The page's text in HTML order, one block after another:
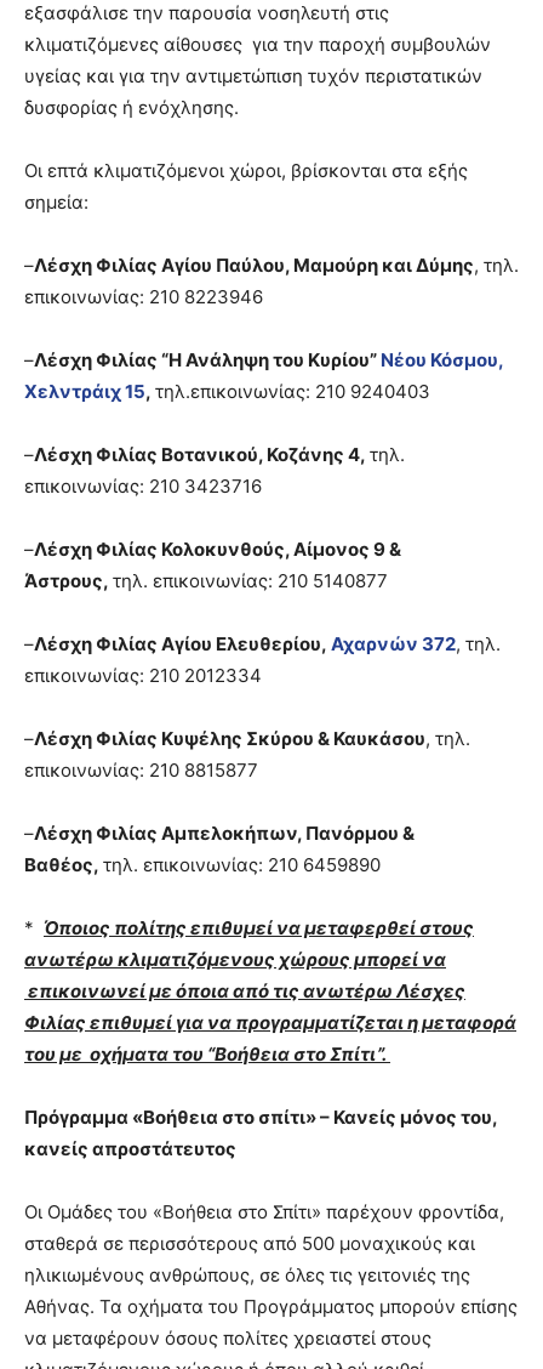
εξασφάλισε την παρουσία νοσηλευτή στις
κλιματιζόμενες αίθουσες για την παροχή συμβουλών
υγείας και για την αντιμετώπιση τυχόν περιστατικών
δυσφορίας ή ενόχλησης.
Οι επτά κλιματιζόμενοι χώροι, βρίσκονται στα εξής
σημεία:
–Λέσχη Φιλίας Αγίου Παύλου, Μαμούρη και Δύμης, τηλ.
επικοινωνίας: 210 8223946
–Λέσχη Φιλίας “Η Ανάληψη του Κυρίου” Νέου Κόσμου,
Χελντράιχ 15, τηλ.επικοινωνίας: 210 9240403
–Λέσχη Φιλίας Βοτανικού, Κοζάνης 4, τηλ.
επικοινωνίας: 210 3423716
–Λέσχη Φιλίας Κολοκυνθούς, Αίμονος 9 &
Άστρους, τηλ. επικοινωνίας: 210 5140877
–Λέσχη Φιλίας Αγίου Ελευθερίου, Αχαρνών 372, τηλ.
επικοινωνίας: 210 2012334
–Λέσχη Φιλίας Κυψέλης Σκύρου & Καυκάσου, τηλ.
επικοινωνίας: 210 8815877
–Λέσχη Φιλίας Αμπελοκήπων, Πανόρμου &
Βαθέος, τηλ. επικοινωνίας: 210 6459890
* Όποιος πολίτης επιθυμεί να μεταφερθεί στους
ανωτέρω κλιματιζόμενους χώρους μπορεί να
επικοινωνεί με όποια από τις ανωτέρω Λέσχες
Φιλίας επιθυμεί για να προγραμματίζεται η μεταφορά
του με οχήματα του “Βοήθεια στο Σπίτι”.
Πρόγραμμα «Βοήθεια στο σπίτι» – Κανείς μόνος του,
κανείς απροστάτευτος
Οι Ομάδες του «Βοήθεια στο Σπίτι» παρέχουν φροντίδα,
σταθερά σε περισσότερους από 500 μοναχικούς και
ηλικιωμένους ανθρώπους, σε όλες τις γειτονιές της
Αθήνας. Τα οχήματα του Προγράμματος μπορούν επίσης
να μεταφέρουν όσους πολίτες χρειαστεί στους